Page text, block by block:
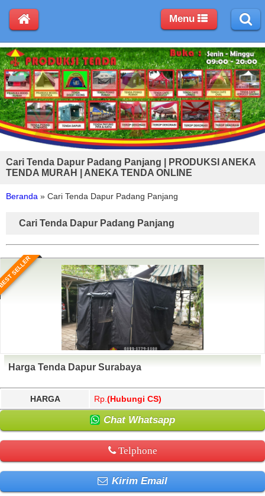
Cari Tenda Dapur Padang Panjang | PRODUKSI ANEKA
TENDA MURAH | ANEKA TENDA ONLINE
Beranda » Cari Tenda Dapur Padang Panjang
Cari Tenda Dapur Padang Panjang
SELLER
Harga Tenda Dapur Surabaya
HARGA Rp. (Hubungi CS)
Chat Whatsapp
Telphone
Kirim Email
Menu